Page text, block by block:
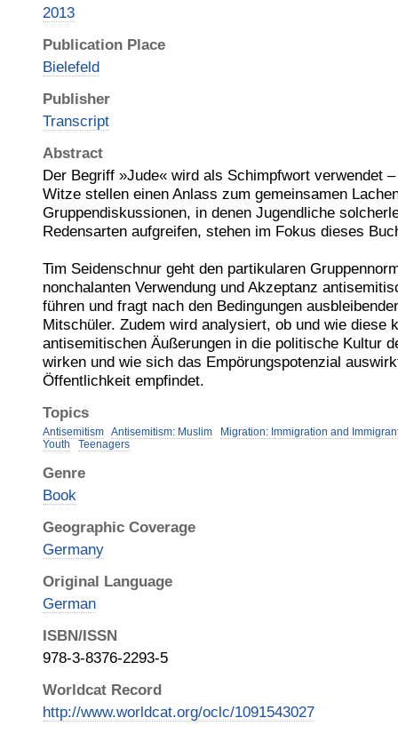
2013
Publication Place
Bielefeld
Publisher
Transcript
Abstract
Der Begriff »Jude« wird als Schimpfwort verwendet
Witze stellen einen Anlass zum gemeinsamen
Gruppendiskussionen, in denen Jugendliche
Redensarten aufgreifen, stehen im Fokus dieses
Tim Seidenschnur geht den partikularen
nonchalanten Verwendung und Akzeptanz
führen und fragt nach den Bedingungen
Mitschüler. Zudem wird analysiert, ob und wie diese
antisemitischen Äußerungen in die politische Kultur
wirken und wie sich das Empörungspotenzial
Öffentlichkeit empfindet.
Topics
Antisemitism Antisemitism: Muslim
Migration: Immigration and
Youth
Teenagers
Genre
Book
Geographic Coverage
Germany
Original Language
German
ISBN/ISSN
978-3-8376-2293-5
Worldcat Record
http://www.worldcat.org/oclc/1091543027